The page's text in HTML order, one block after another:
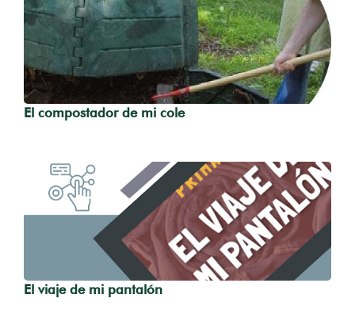
El compostador de mi cole
El viaje de mi pantalón